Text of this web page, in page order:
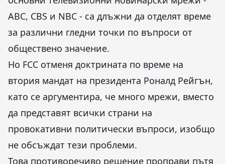
ABC, CBS и NBC - са длъжни да отделят време
за различни гледни точки по въпроси от
обществено значение.
Но FCC отменя доктрината по време на
втория мандат на президента Роналд Рейгън,
като се аргументира, че много мрежи, вместо
да представят всички страни на
провокативни политически въпроси, изобщо
не обсъждат тези проблеми.
Това противоречиво решение проправи пътя